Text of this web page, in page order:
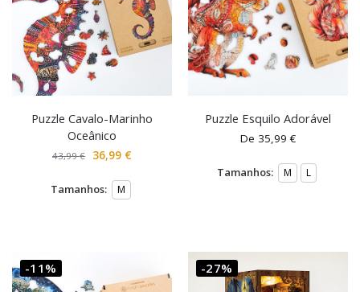
Puzzle Cavalo-Marinho
Oceânico
43,99€ 36,99 €
Tamanhos: M
Puzzle Esquilo Adorável
De 35,99€
Tamanhos: M L
-11% -27%